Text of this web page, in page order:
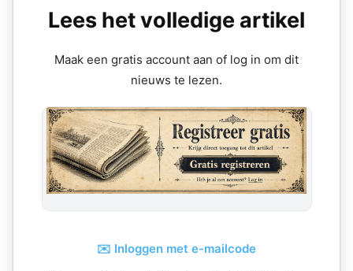
Lees het volledige artikel
Maak een gratis account aan of log in om dit
nieuws te lezen.
✉️ Inloggen met e-mailcode